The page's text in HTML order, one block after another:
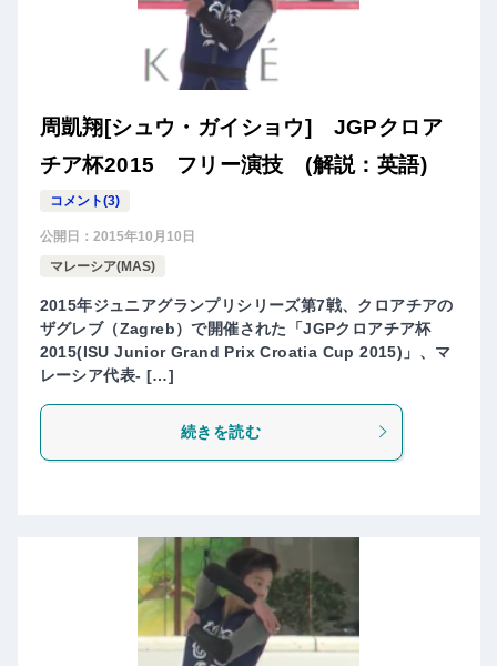
周凱翔[シュウ・ガイショウ] JGPクロア
チア杯2015 フリー演技 (解説：英語)
コメント(3)
公開日： 2015年10月10日
マレーシア(MAS)
2015年ジュニアグランプリシリーズ第7戦、クロアチアの
ザグレブ（Zagreb）で開催された「JGPクロアチア杯
2015(ISU Junior Grand Prix Croatia Cup 2015)」、マ
レーシア代表- […]
続きを読む